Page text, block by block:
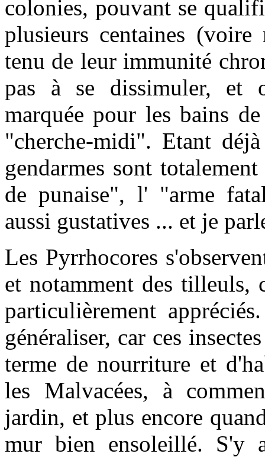
colonies, pouvant se
plusieurs centaines
tenu de leur immunité
pas à se dissimuler, et
marquée pour les bains
"cherche-midi". Etant
gendarmes sont
de punaise", l' "arme
aussi gustatives ... et je
Les Pyrrhocores
et notamment des tilleuls,
particulièrement
généraliser, car ces
terme de nourriture et
les Malvacées, à
jardin, et plus encore
mur bien ensoleillé. S'y